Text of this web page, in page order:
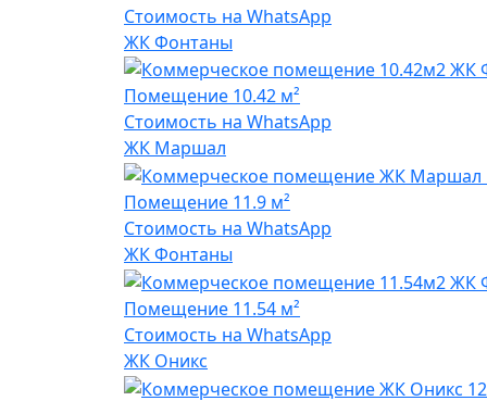
Стоимость на WhatsApp
ЖК Фонтаны
Помещение 10.42 м²
Стоимость на WhatsApp
ЖК Маршал
Помещение 11.9 м²
Стоимость на WhatsApp
ЖК Фонтаны
Помещение 11.54 м²
Стоимость на WhatsApp
ЖК Оникс